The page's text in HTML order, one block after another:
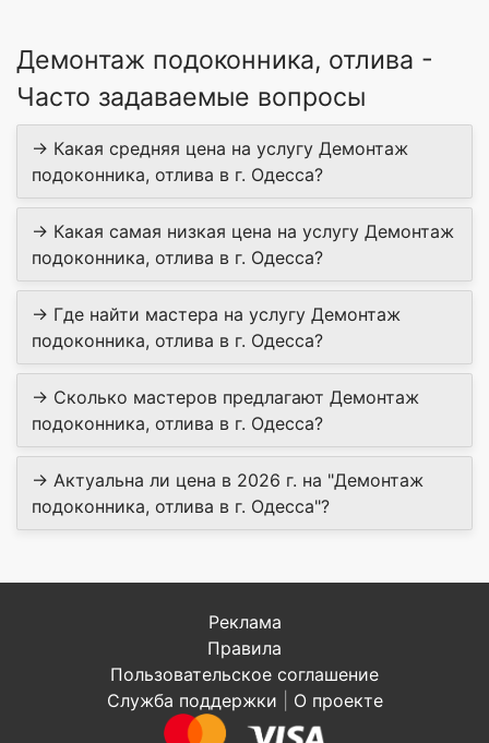
Демонтаж подоконника, отлива -
Часто задаваемые вопросы
→ Какая средняя цена на услугу Демонтаж
подоконника, отлива в г. Одесса?
→ Какая самая низкая цена на услугу Демонтаж
подоконника, отлива в г. Одесса?
→ Где найти мастера на услугу Демонтаж
подоконника, отлива в г. Одесса?
→ Сколько мастеров предлагают Демонтаж
подоконника, отлива в г. Одесса?
→ Актуальна ли цена в 2026 г. на "Демонтаж
подоконника, отлива в г. Одесса"?
Реклама
Правила
Пользовательское соглашение
Служба поддержки
О проекте